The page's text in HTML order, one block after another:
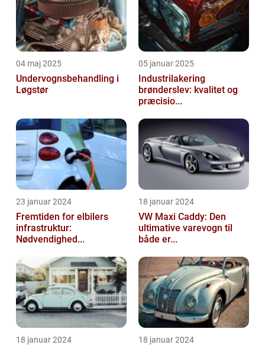
04 maj 2025
Undervognsbehandling i
Løgstør
05 januar 2025
Industrilakering
brønderslev: kvalitet og
præcisio...
23 januar 2024
Fremtiden for elbilers
infrastruktur:
Nødvendighed...
18 januar 2024
VW Maxi Caddy: Den
ultimative varevogn til
både er...
18 januar 2024 18 januar 2024